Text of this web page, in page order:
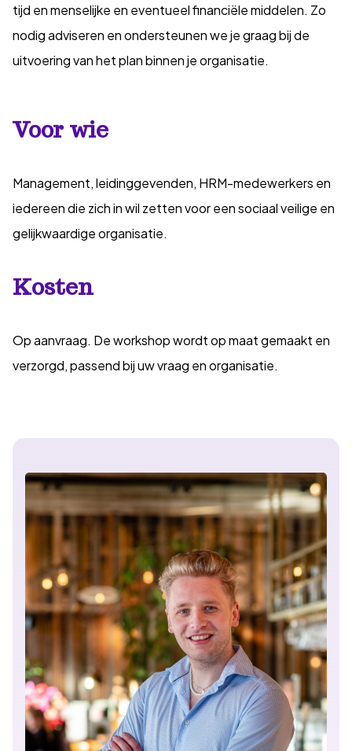
tijd en menselijke en eventueel financiële middelen. Zo
nodig adviseren en ondersteunen we je graag bij de
uitvoering van het plan binnen je organisatie.
Voor wie
Management, leidinggevenden, HRM-medewerkers en
iedereen die zich in wil zetten voor een sociaal veilige en
gelijkwaardige organisatie.
Kosten
Op aanvraag. De workshop wordt op maat gemaakt en
verzorgd, passend bij uw vraag en organisatie.